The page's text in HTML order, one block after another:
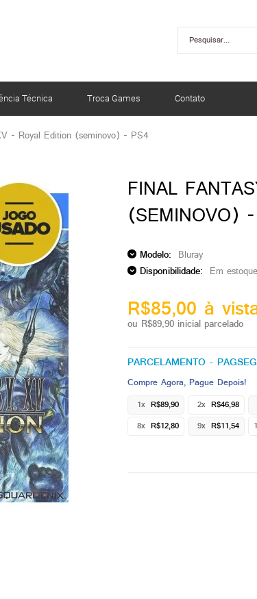
Técnica Troca Games Contato
- Royal Edition (seminovo) - PS4
FINAL
(SEMINOVO)
Modelo: Bluray
Disponibilidade: Em estoque
R$85,00 à
ou R$89,90 inicial parcelado
PARCELAMENTO -
Compre Agora, Pague Depois!
1x R$89,90 2x R$46,98
8x R$12,80 9x R$11,54